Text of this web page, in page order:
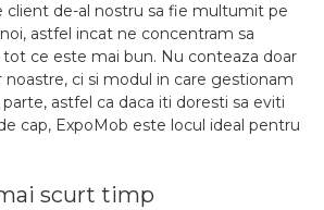
client de-al nostru sa fie multumit pe
astfel incat ne concentram sa
ce este mai bun. Nu conteaza doar
noastre, ci si modul in care gestionam
astfel ca daca iti doresti sa eviti
cap, ExpoMob este locul ideal pentru
scurt timp